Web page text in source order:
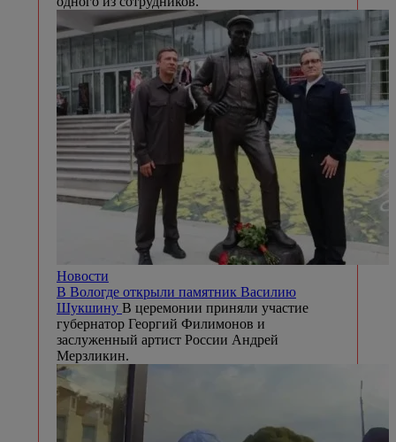
Новости
В Вологде открыли памятник Василию
Шукшину В церемонии приняли участие
губернатор Георгий Филимонов и
заслуженный артист России Андрей
Мерзликин.